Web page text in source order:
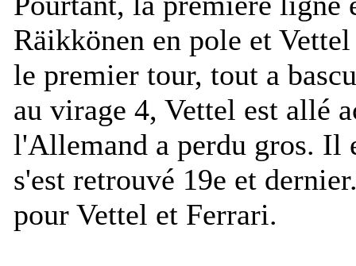
Räikkönen en pole et
le premier tour, tout a
au virage 4, Vettel est allé
l'Allemand a perdu gros. Il
s'est retrouvé 19e et
pour Vettel et Ferrari.